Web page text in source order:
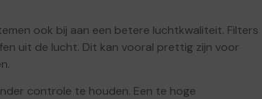
ook bij aan een betere luchtkwaliteit. Filters
uit de lucht. Dit kan vooral prettig zijn voor
controle te houden. Een te hoge